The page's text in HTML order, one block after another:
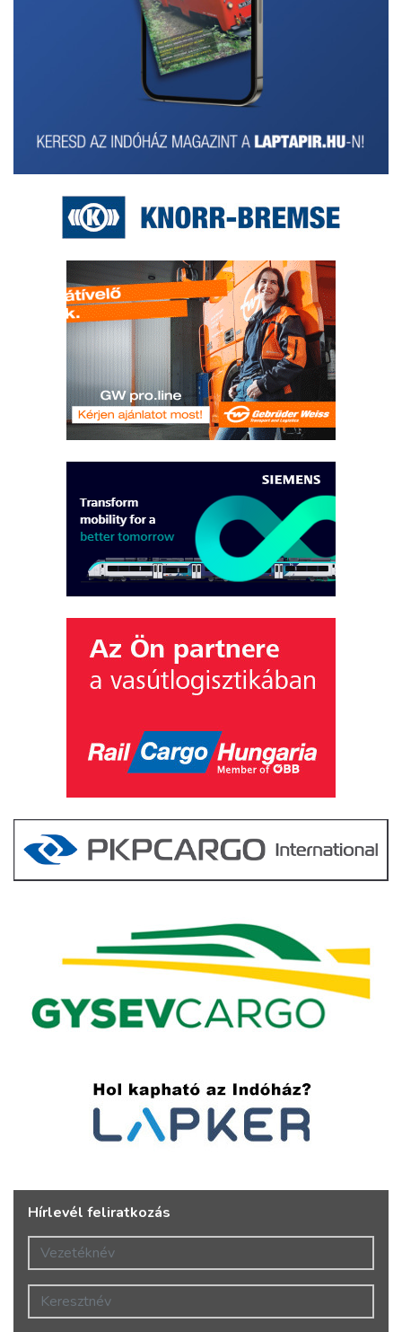
Hírlevél feliratkozás
Vezetéknév
Keresztnév